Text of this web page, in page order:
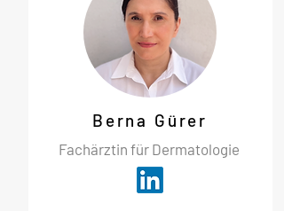
Berna Gürer
Fachärztin für Dermatologie